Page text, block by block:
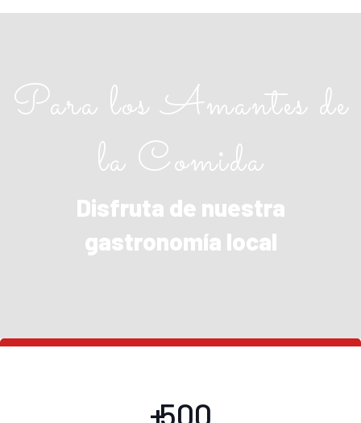
Para los Amantes de
la Comida
Disfruta de nuestra
gastronomía local
+500